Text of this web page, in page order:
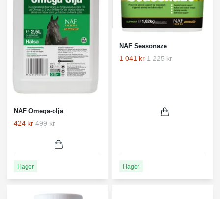
NAF Omega-olja
424 kr 499 kr
I lager
NAF Seasonaze
1 041 kr 1 225 kr
I lager